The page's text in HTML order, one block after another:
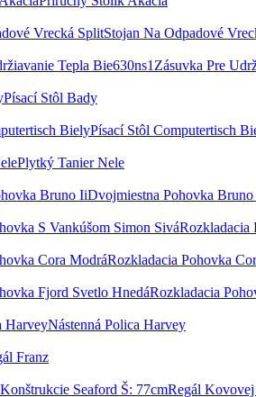
Stojan Na Odpadové
Zásuvka Pre
Písací Stôl Bady
Písací Stôl Computertisch
Plytký Tanier Nele
Dvojmiestna Pohovka
Rozkladacia
Rozkladacia Pohovka
Rozkladacia
Nástenná Polica Harvey
Franz
Regál